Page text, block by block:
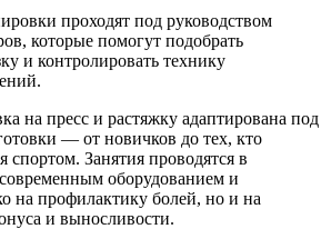
проходят под руководством
которые помогут подобрать
и контролировать технику
на пресс и растяжку адаптирована под
— от новичков до тех, кто
спортом. Занятия проводятся в
оборудованием и
на профилактику болей, но и на
и выносливости.